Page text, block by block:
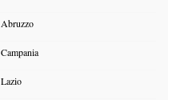
Abruzzo
Campania
Lazio